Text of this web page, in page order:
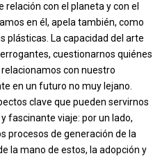
con el planeta y con el
en él, apela también, como
plásticas. La capacidad del arte
cuestionarnos quiénes
con nuestro
en un futuro no muy lejano.
clave que pueden servirnos
fascinante viaje: por un lado,
procesos de generación de la
la mano de estos, la adopción y